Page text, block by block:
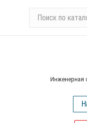
и
Инженерная